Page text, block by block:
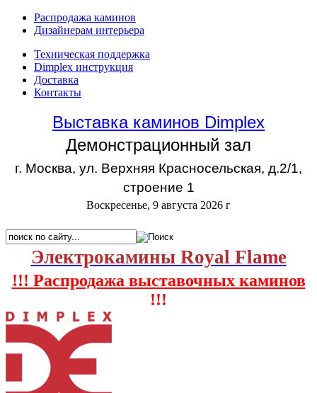
Распродажа каминов
Дизайнерам интерьера
Техническая поддержка
Dimplex инструкция
Доставка
Контакты
Выставка каминов Dimplex
Демонстрационный зал
г. Москва, ул. Верхняя Красносельская, д.2/1,
строение 1
Воскресенье, 9 августа 2026 г
Электрокамины Royal Flame
!!! Распродажа выставочных каминов
!!!